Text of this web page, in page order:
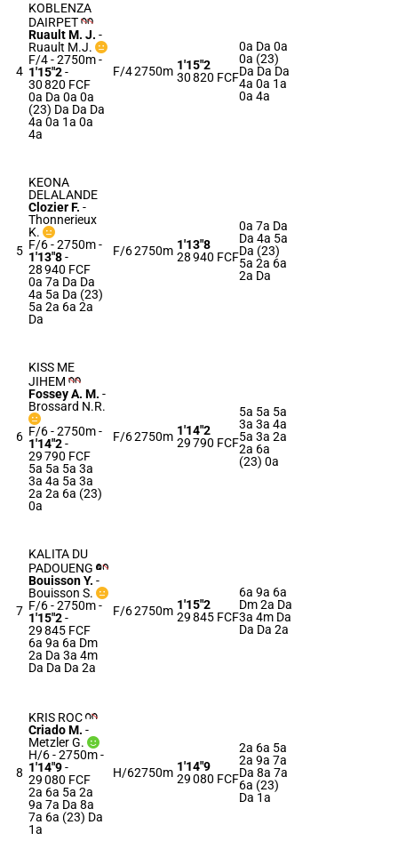
4
KOBLENZA
DAIRPET
Ruault M. J. -
Ruault M.J.
F/4 - 2750m-
1'15"2-
30 820 FCF
0a Da 0a 0a
(23) Da Da Da
4a 0a 1a 0a
4a
F/42750m 1'15"2
30 820 FCF
0a Da 0a
0a (23)
Da Da Da
4a 0a 1a
0a 4a
5
KEONA
DELALANDE
Clozier F. -
Thonnerieux
K.
F/6 - 2750m-
1'13"8-
28 940 FCF
0a 7a Da Da
4a 5a Da (23)
5a 2a 6a 2a
Da
F/62750m 1'13"8
28 940 FCF
0a 7a Da
Da 4a 5a
Da (23)
5a 2a 6a
2a Da
6
KISS ME
JIHEM
Fossey A. M. -
Brossard N.R.
F/6 - 2750m-
1'14"2-
29 790 FCF
5a 5a 5a 3a
3a 4a 5a 3a
2a 2a 6a (23)
0a
F/62750m 1'14"2
29 790 FCF
5a 5a 5a
3a 3a 4a
5a 3a 2a
2a 6a
(23) 0a
7
KALITA DU
PADOUENG
Bouisson Y. -
Bouisson S.
F/6 - 2750m-
1'15"2-
29 845 FCF
6a 9a 6a Dm
2a Da 3a 4m
Da Da Da 2a
F/62750m 1'15"2
29 845 FCF
6a 9a 6a
Dm 2a Da
3a 4m Da
Da Da 2a
8
KRIS ROC
Criado M. -
Metzler G.
H/6 - 2750m-
1'14"9-
29 080 FCF
2a 6a 5a 2a
9a 7a Da 8a
7a 6a (23) Da
1a
H/62750m 1'14"9
29 080 FCF
2a 6a 5a
2a 9a 7a
Da 8a 7a
6a (23)
Da 1a